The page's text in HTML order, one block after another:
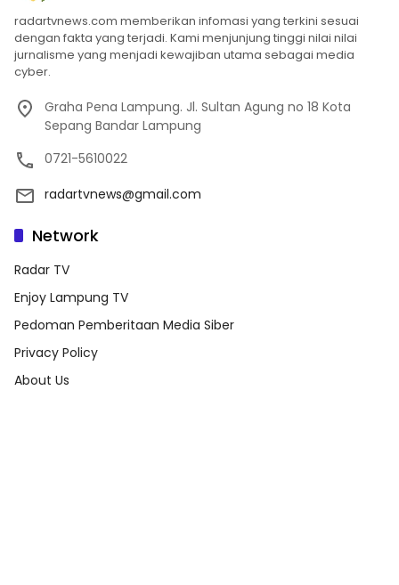
radartvnews.com memberikan infomasi yang terkini sesuai
dengan fakta yang terjadi. Kami menjunjung tinggi nilai nilai
jurnalisme yang menjadi kewajiban utama sebagai media
cyber.
Graha Pena Lampung. Jl. Sultan Agung no 18 Kota
Sepang Bandar Lampung
0721-5610022
radartvnews@gmail.com
Network
Radar TV
Enjoy Lampung TV
Pedoman Pemberitaan Media Siber
Privacy Policy
About Us